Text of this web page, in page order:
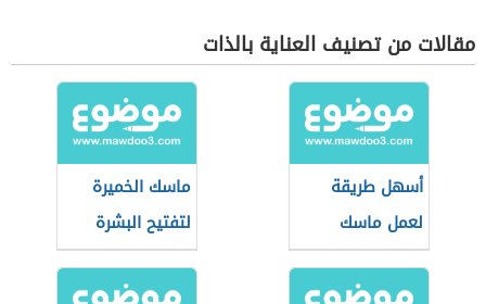
مقالات من تصنيف العناية بالذات
أسهل طريقة
لعمل ماسك
لتفتيح البشرة
ماسك الخميرة
لتفتيح البشرة